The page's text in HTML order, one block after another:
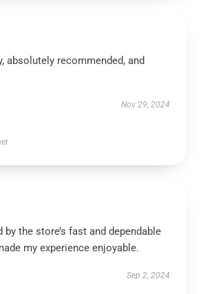
absolutely recommended, and
Nov 29, 2024
by the store’s fast and dependable
my experience enjoyable.
Sep 2, 2024